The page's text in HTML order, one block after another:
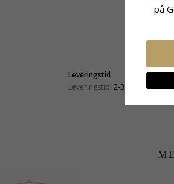
Leveringstid
Leveringstid: 2-3 Hverdage
på